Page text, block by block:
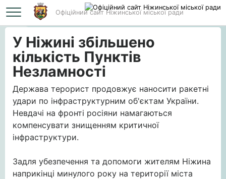
Офіційний сайт Ніжинської міської ради
Головна У Ніжині збільшено кількість Пунктів Незламності
У Ніжині збільшено
кількість Пунктів
Незламності
Держава терорист продовжує наносити ракетні
удари по інфраструктурним об'єктам України.
Невдачі на фронті росіяни намагаються
компенсувати знищенням критичної
інфраструктури.
Задля убезпечення та допомоги жителям Ніжина
наприкінці минулого року на території міста